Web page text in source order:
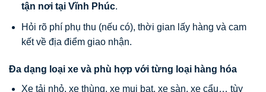
tận nơi tại Vĩnh Phúc.
Hỏi rõ phí phụ thu (nếu có), thời gian lấy hàng và cam
kết về địa điểm giao nhận.
Đa dạng loại xe và phù hợp với từng loại hàng hóa
Xe tải nhỏ, xe thùng, xe mui bạt, xe sàn, xe cẩu… tùy